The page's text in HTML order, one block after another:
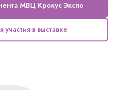
МВЦ Крокус Экспо
в выставке